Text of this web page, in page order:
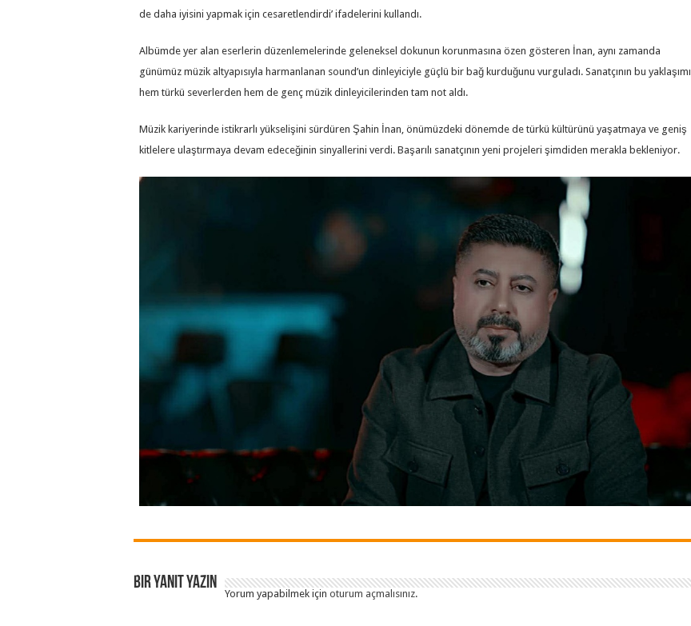
de daha iyisini yapmak için cesaretlendirdi’ ifadelerini kullandı.
Albümde yer alan eserlerin düzenlemelerinde geleneksel dokunun korunmasına özen gösteren İnan, aynı zamanda
günümüz müzik altyapısıyla harmanlanan sound’un dinleyiciyle güçlü bir bağ kurduğunu vurguladı. Sanatçının bu yaklaşımı,
hem türkü severlerden hem de genç müzik dinleyicilerinden tam not aldı.
Müzik kariyerinde istikrarlı yükselişini sürdüren Şahin İnan, önümüzdeki dönemde de türkü kültürünü yaşatmaya ve geniş
kitlelere ulaştırmaya devam edeceğinin sinyallerini verdi. Başarılı sanatçının yeni projeleri şimdiden merakla bekleniyor.
Bir yanıt yazın
Yorum yapabilmek için oturum açmalısınız.